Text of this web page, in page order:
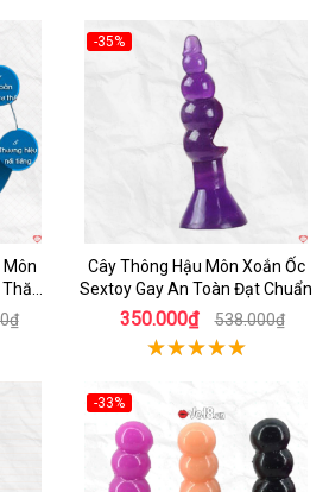
Môn
-35%
Cây Thông Hậu Môn Xoắn Ốc
Sextoy Gay An Toàn Đạt Chuẩn
350.000₫ 538.000₫
-33%